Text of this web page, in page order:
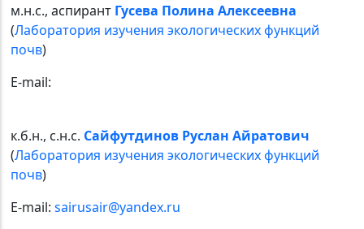
м.н.с., аспирант Гусева Полина Алексеевна
(Лаборатория изучения экологических функций
почв)
E-mail:
к.б.н., с.н.с. Сайфутдинов Руслан Айратович
(Лаборатория изучения экологических функций
почв)
E-mail: sairusair@yandex.ru